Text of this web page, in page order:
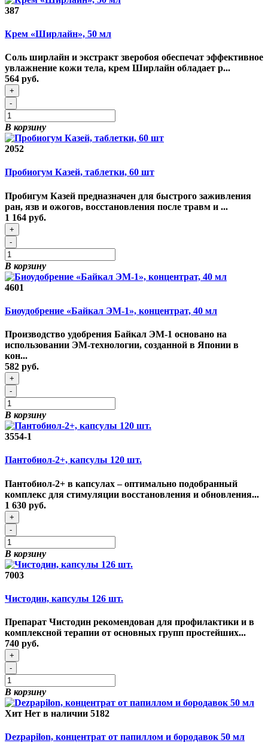
387
Крем «Ширлайн», 50 мл
Соль ширлайн и экстракт зверобоя обеспечат эффективное
увлажнение кожи тела, крем Ширлайн обладает р...
564 руб.
+
-
В корзину
2052
Пробиогум Казей, таблетки, 60 шт
Пробигум Казей предназначен для быстрого заживления
ран, язв и ожогов, восстановления после травм и ...
1 164 руб.
+
-
В корзину
4601
Биоудобрение «Байкал ЭМ-1», концентрат, 40 мл
Производство удобрения Байкал ЭМ-1 основано на
использовании ЭМ-технологии, созданной в Японии в
кон...
582 руб.
+
-
В корзину
3554-1
Пантобиол-2+, капсулы 120 шт.
Пантобиол-2+ в капсулах – оптимально подобранный
комплекс для стимуляции восстановления и обновления...
1 630 руб.
+
-
В корзину
7003
Чистодин, капсулы 126 шт.
Препарат Чистодин рекомендован для профилактики и в
комплексной терапии от основных групп простейших...
740 руб.
+
-
В корзину
Хит Нет в наличии 5182
Dezpapilon, концентрат от папиллом и бородавок 50 мл